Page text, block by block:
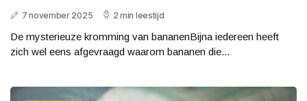
7 november 2025 2 min leestijd
De mysterieuze kromming van bananenBijna iedereen heeft
zich wel eens afgevraagd waarom bananen die...